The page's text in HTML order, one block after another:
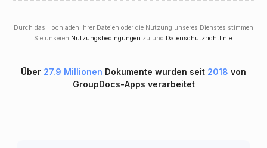
Durch das Hochladen Ihrer Dateien oder die Nutzung unseres Dienstes stimmen
Sie unseren Nutzungsbedingungen zu und Datenschutzrichtlinie.
Über 27.9 Millionen Dokumente wurden seit 2018 von
GroupDocs-Apps verarbeitet